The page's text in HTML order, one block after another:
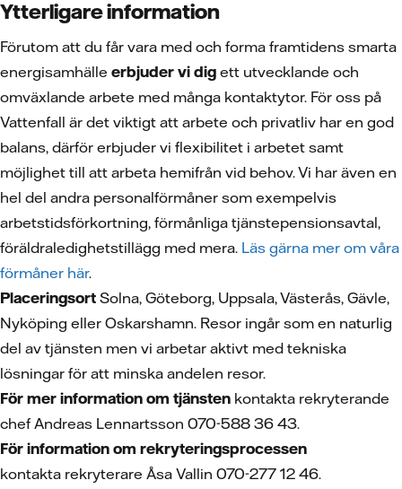
Ytterligare information
Förutom att du får vara med och forma framtidens smarta
energisamhälle erbjuder vi dig ett utvecklande och
omväxlande arbete med många kontaktytor. För oss på
Vattenfall är det viktigt att arbete och privatliv har en god
balans, därför erbjuder vi flexibilitet i arbetet samt
möjlighet till att arbeta hemifrån vid behov. Vi har även en
hel del andra personalförmåner som exempelvis
arbetstidsförkortning, förmånliga tjänstepensionsavtal,
föräldraledighetstillägg med mera. Läs gärna mer om våra
förmåner här.
Placeringsort Solna, Göteborg, Uppsala, Västerås, Gävle,
Nyköping eller Oskarshamn. Resor ingår som en naturlig
del av tjänsten men vi arbetar aktivt med tekniska
lösningar för att minska andelen resor.
För mer information om tjänsten kontakta rekryterande
chef Andreas Lennartsson 070-588 36 43.
För information om rekryteringsprocessen
kontakta rekryterare Åsa Vallin 070-277 12 46.